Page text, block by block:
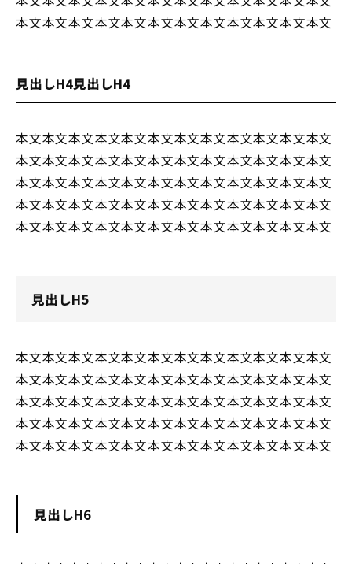
本文本文本文本文本文本文本文本文本文本文本文本文
見出しH4見出しH4
本文本文本文本文本文本文本文本文本文本文本文本文
本文本文本文本文本文本文本文本文本文本文本文本文
本文本文本文本文本文本文本文本文本文本文本文本文
本文本文本文本文本文本文本文本文本文本文本文本文
本文本文本文本文本文本文本文本文本文本文本文本文
見出しH5
本文本文本文本文本文本文本文本文本文本文本文本文
本文本文本文本文本文本文本文本文本文本文本文本文
本文本文本文本文本文本文本文本文本文本文本文本文
本文本文本文本文本文本文本文本文本文本文本文本文
本文本文本文本文本文本文本文本文本文本文本文本文
見出しH6